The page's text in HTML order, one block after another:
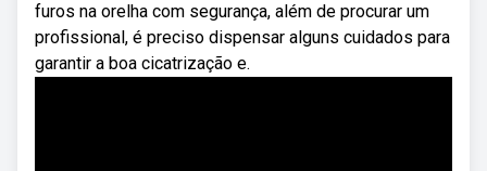
furos na orelha com segurança, além de procurar um
profissional, é preciso dispensar alguns cuidados para
garantir a boa cicatrização e.